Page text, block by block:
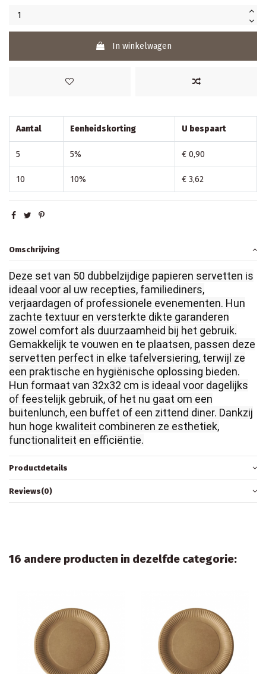
In winkelwagen
Aantal Eenheidskorting U bespaart
5 5% € 0,90
10 10% € 3,62
Omschrijving
Deze set van 50 dubbelzijdige papieren servetten is
ideaal voor al uw recepties, familiediners,
verjaardagen of professionele evenementen. Hun
zachte textuur en versterkte dikte garanderen
zowel comfort als duurzaamheid bij het gebruik.
Gemakkelijk te vouwen en te plaatsen, passen deze
servetten perfect in elke tafelversiering, terwijl ze
een praktische en hygiënische oplossing bieden.
Hun formaat van 32x32 cm is ideaal voor dagelijks
of feestelijk gebruik, of het nu gaat om een
buitenlunch, een buffet of een zittend diner. Dankzij
hun hoge kwaliteit combineren ze esthetiek,
functionaliteit en efficiëntie.
Productdetails
Reviews(0)
16 andere producten in dezelfde categorie: